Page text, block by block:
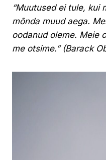
“Muutused ei tule, kui
mõnda muud aega.
oodanud oleme. Meie
me otsime.” (Barack